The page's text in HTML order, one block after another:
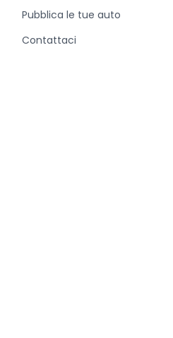
Pubblica le tue auto
Contattaci